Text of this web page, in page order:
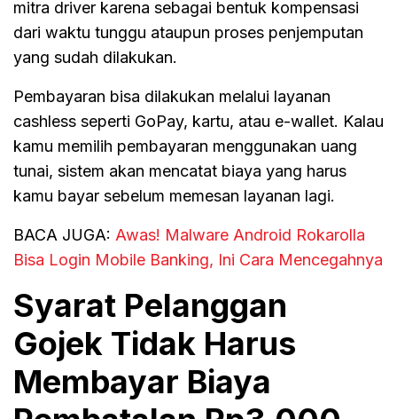
mitra driver karena sebagai bentuk kompensasi
dari waktu tunggu ataupun proses penjemputan
yang sudah dilakukan.
Pembayaran bisa dilakukan melalui layanan
cashless seperti GoPay, kartu, atau e-wallet. Kalau
kamu memilih pembayaran menggunakan uang
tunai, sistem akan mencatat biaya yang harus
kamu bayar sebelum memesan layanan lagi.
BACA JUGA: Awas! Malware Android Rokarolla
Bisa Login Mobile Banking, Ini Cara Mencegahnya
Syarat Pelanggan
Gojek Tidak Harus
Membayar Biaya